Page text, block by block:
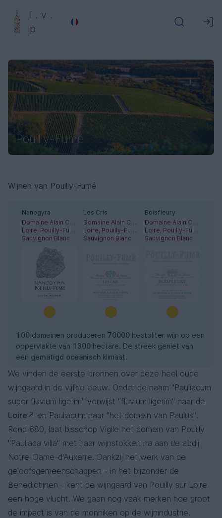
l . v .
p
Pouilly-Fumé
100 domeinen produceren 70000 hectoliter wijn op een
oppervlakte van 1300 hectare. De streek geniet van
een gematigd oceanisch klimaat.
We vinden de eerste bronnen over deze heel oude
wijngaard in de vijfde eeuw. Onder de naam "Pauliacum
super fluvium ligerim" verwijst "fluvium ligerim" naar de
Loire
en Pauliacum naar "het domein van Paulus".
Rond 680, laat bisschop Vigile het domein van Pouilly
"Pauliaca villa" met haar wijnstokken na aan de abdij
Notre-Dame-d'Auxerre. Dankzij het werk van de
geloofsgemeenschappen - in het bijzonder de
Benedictijnen - kent de wijngaard van Pouilly sur Loire
een hoge vlucht. We gaan nog vaak merken hoe groot
de impact is van de monniken op de wijnindustrie.
Wijnen van Pouilly-Fumé
Nanogyra
Domaine Alain Cailbourdin
Loire, Pouilly-Fumé
Sauvignon Blanc
Les Cris
Domaine Alain Cailbourdin
Loire, Pouilly-Fumé
Sauvignon Blanc
Boisfleury
Domaine Alain Cailbourdin
Loire, Pouilly-Fumé
Sauvignon Blanc